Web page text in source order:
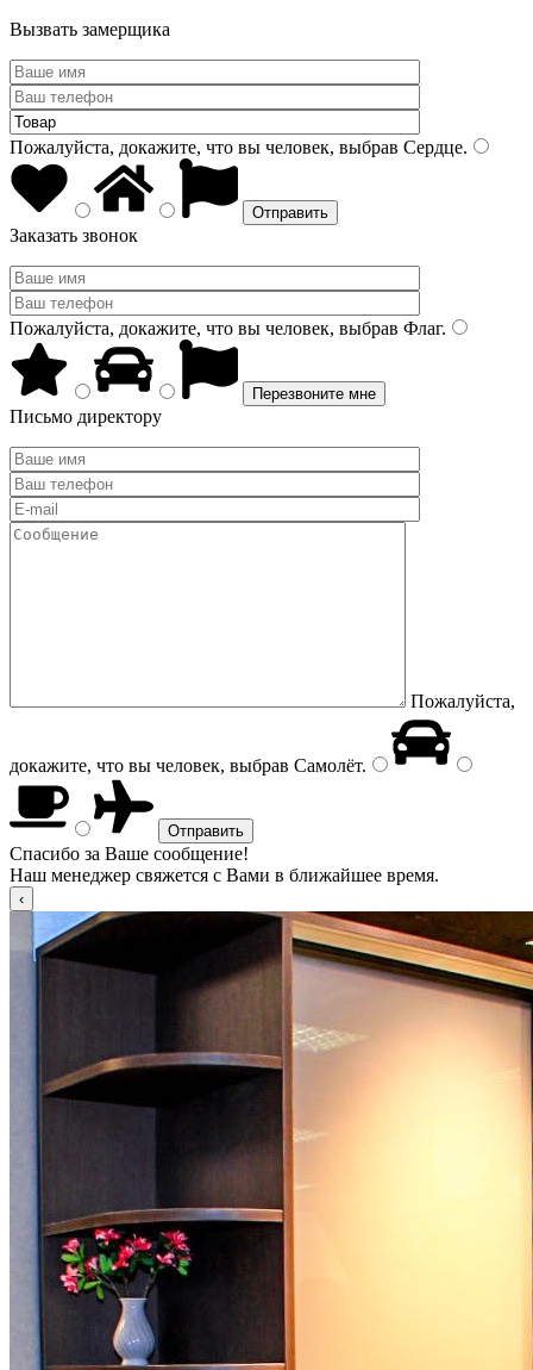
Вызвать замерщика
Пожалуйста, докажите, что вы человек, выбрав Сердце.
Заказать звонок
Пожалуйста, докажите, что вы человек, выбрав Флаг.
Письмо директору
Пожалуйста,
докажите, что вы человек, выбрав Самолёт.
Спасибо за Ваше сообщение!
Наш менеджер свяжется с Вами в ближайшее время.